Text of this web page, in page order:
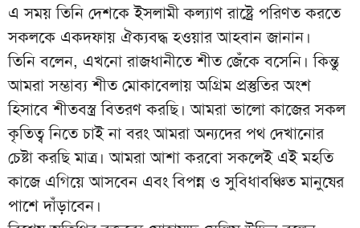
এ সময় তিনি দেশকে ইসলামী কল্যাণ রাষ্ট্রে পরিণত করতে
সকলকে একদফায় ঐক্যবদ্ধ হওয়ার আহবান জানান।
তিনি বলেন, এখনো রাজধানীতে শীত জেঁকে বসেনি। কিন্তু
আমরা সম্ভাব্য শীত মোকাবেলায় অগ্রিম প্রস্তুতির অংশ
হিসাবে শীতবস্ত্র বিতরণ করছি। আমরা ভালো কাজের সকল
কৃতিত্ব নিতে চাই না বরং আমরা অন্যদের পথ দেখানোর
চেষ্টা করছি মাত্র। আমরা আশা করবো সকলেই এই মহতি
কাজে এগিয়ে আসবেন এবং বিপন্ন ও সুবিধাবঞ্চিত মানুষের
পাশে দাঁড়াবেন।